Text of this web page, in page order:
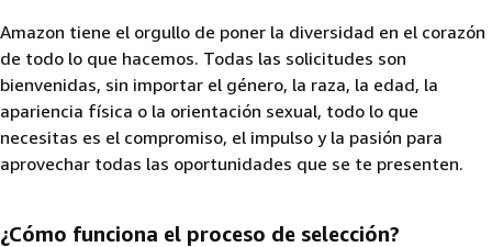
Amazon tiene el orgullo de poner la diversidad en el corazón
de todo lo que hacemos. Todas las solicitudes son
bienvenidas, sin importar el género, la raza, la edad, la
apariencia física o la orientación sexual, todo lo que
necesitas es el compromiso, el impulso y la pasión para
aprovechar todas las oportunidades que se te presenten.
¿Cómo funciona el proceso de selección?